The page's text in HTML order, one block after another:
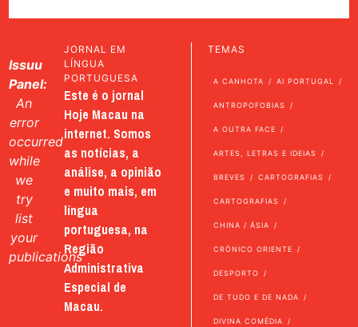
Issuu
Panel:
An
error
occurred
while
we
try
list
your
publications
JORNAL EM
LÍNGUA
PORTUGUESA
Este é o jornal
Hoje Macau na
internet. Somos
as notícias, a
análise, a opinião
e muito mais, em
língua
portuguesa, na
Região
Administrativa
Especial de
Macau.
TEMAS
A CANHOTA AI PORTUGAL
ANTROPOFOBIAS
A OUTRA FACE
ARTES, LETRAS E IDEIAS
BREVES CARTOGRAFIAS
CARTOGRAFIAS
CHINA / ÁSIA
CRÓNICO ORIENTE
DESPORTO
DE TUDO E DE NADA
DIVINA COMÉDIA